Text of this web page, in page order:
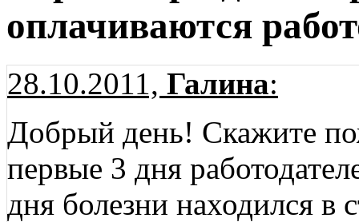
оплачиваются
28.10.2011, Галина:
Добрый день! Скажите
первые 3 дня
дня болезни находился в